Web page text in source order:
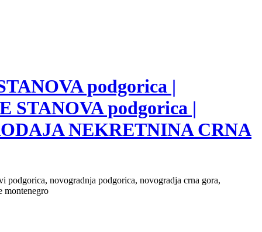
podgorica |
STANOVA podgorica |
NEKRETNINA CRNA
podgorica, novogradnja podgorica, novogradja crna gora,
montenegro